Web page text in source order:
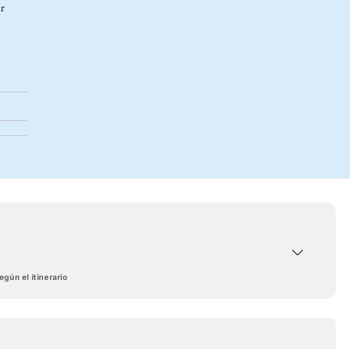
el itinerario